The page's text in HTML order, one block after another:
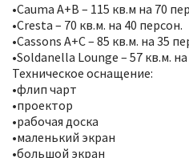
•Cauma A+B – 115 кв.м на 70
•Cresta – 70 кв.м. на 40 персон.
•Cassons A+C – 85 кв.м. на 35
•Soldanella Lounge – 57 кв.м.
Техническое оснащение:
•флип чарт
•проектор
•рабочая доска
•маленький экран
•большой экран